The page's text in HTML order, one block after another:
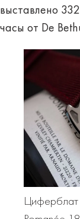
выставлено
часы от De
Циферблат